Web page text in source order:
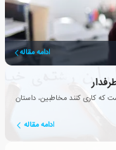
ادامه مقاله
که کاری کنند مخاطبین، داستان
ادامه مقاله